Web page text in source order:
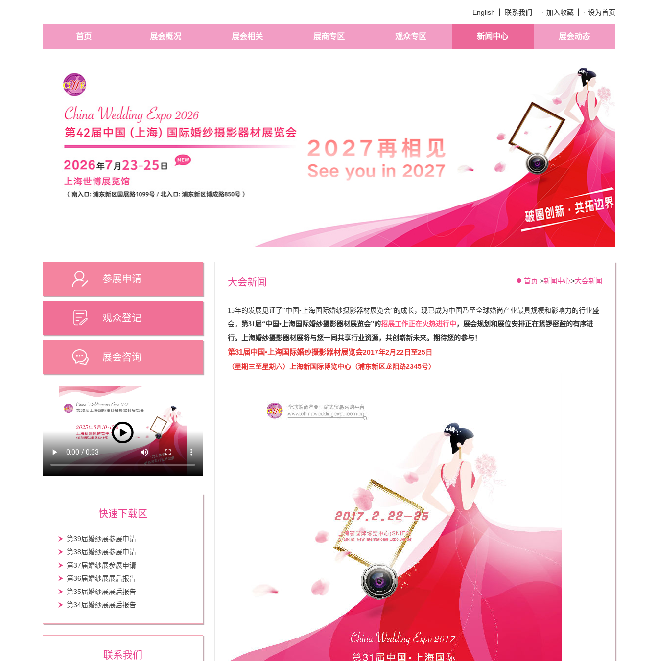
English 联系我们 · 加入收藏 · 设为首页
首页 展会概况 展会相关 展商专区 观众专区 新闻中心 展会动态
参展申请
观众登记
展会咨询
快速下载区
第39届婚纱展参展申请
第38届婚纱展参展申请
第37届婚纱展参展申请
第36届婚纱展展后报告
第35届婚纱展展后报告
第34届婚纱展展后报告
联系我们
大会新闻 首页 >新闻中心>大会新闻
15年的发展见证了“中国•上海国际婚纱摄影器材展览会”的成长，现已成为中国乃至全球婚尚产业最具规模和影响力的行业盛
会。 第31届“中国•上海国际婚纱摄影器材展览会”的招展工作正在火热进行中，展会规划和展位安排正在紧锣密鼓的有序进
行。上海婚纱摄影器材展将与您一同共享行业资源，共创崭新未来。期待您的参与！
第31届中国•上海国际婚纱摄影器材展览会2017年2月22日至25日
（星期三至星期六）
上海新国际博览中心 （浦东新区龙阳路2345号）